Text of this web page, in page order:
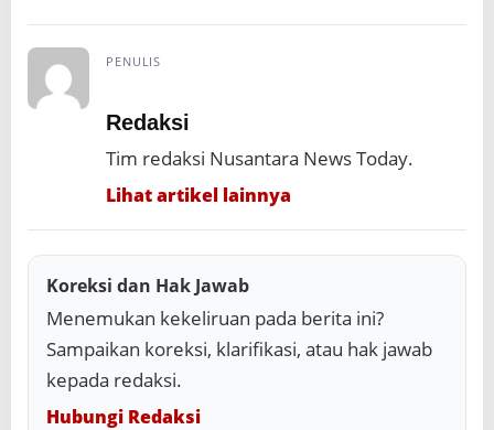
PENULIS
Redaksi
Tim redaksi Nusantara News Today.
Lihat artikel lainnya
Koreksi dan Hak Jawab
Menemukan kekeliruan pada berita ini?
Sampaikan koreksi, klarifikasi, atau hak jawab
kepada redaksi.
Hubungi Redaksi